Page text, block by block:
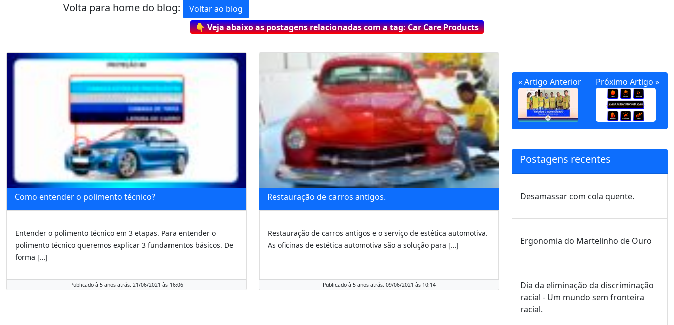
Volta para home do blog:
Voltar ao blog
👇 Veja abaixo as postagens relacionadas com a tag: Car Care Products
Como entender o polimento técnico?
Entender o polimento técnico em 3 etapas. Para entender o
polimento técnico queremos explicar 3 fundamentos básicos. De
forma […]
Publicado à 5 anos atrás. 21/06/2021 às 16:06
Restauração de carros antigos.
Restauração de carros antigos e o serviço de estética automotiva.
As oficinas de estética automotiva são a solução para […]
Publicado à 5 anos atrás. 09/06/2021 às 10:14
« Artigo Anterior Próximo Artigo »
Postagens recentes
Desamassar com cola quente.
Ergonomia do Martelinho de Ouro
Dia da eliminação da discriminação
racial - Um mundo sem fronteira
racial.